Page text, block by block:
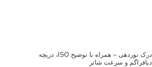
درک نوردهی – همراه با توضیح ISO، دریچه
دیافراگم و سرعت شاتر